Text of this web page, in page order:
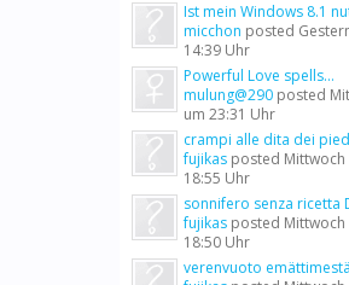
Ist mein Windows 8.1
micchon posted
14:39 Uhr
Powerful Love spells...
mulung@290 posted
um 23:31 Uhr
crampi alle dita dei
fujikas posted Mittwoch
18:55 Uhr
sonnifero senza ricetta
fujikas posted Mittwoch
18:50 Uhr
verenvuoto